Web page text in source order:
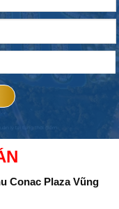
Conac Plaza Vũng